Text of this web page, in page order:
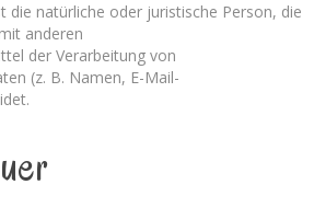
die natürliche oder juristische Person, die
anderen
der Verarbeitung von
(z. B. Namen, E-Mail-